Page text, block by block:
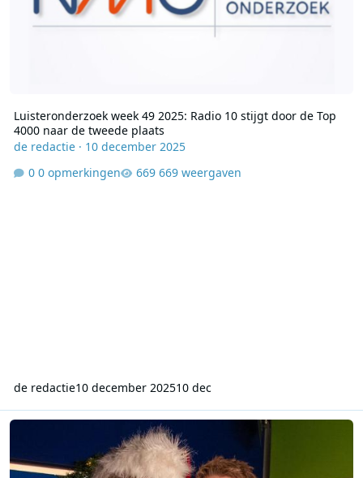
Luisteronderzoek week 49 2025: Radio 10 stijgt door de Top
4000 naar de tweede plaats
de redactie· 10 december 2025
0 opmerkingen
669 weergaven
de redactie10 december 202510 dec
Sky Radio opent stembussen voor de Sky Radio Christmas Top 50